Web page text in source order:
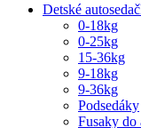
Detské
0-18kg
0-25kg
15-36kg
9-18kg
9-36kg
Podsedáky
Fusaky do